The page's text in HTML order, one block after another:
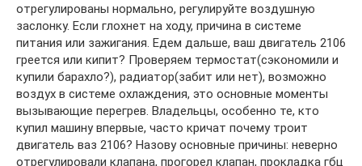
отрегулированы нормально, регулируйте воздушную
заслонку. Если глохнет на ходу, причина в системе
питания или зажигания. Едем дальше, ваш двигатель 2106
греется или кипит? Проверяем термостат(сэкономили и
купили барахло?), радиатор(забит или нет), возможно
воздух в системе охлаждения, это основные моменты
вызывающие перегрев. Владельцы, особенно те, кто
купил машину впервые, часто кричат почему троит
двигатель ваз 2106? Назову основные причины: неверно
отрегулировали клапана, прогорел клапан, прокладка гбц